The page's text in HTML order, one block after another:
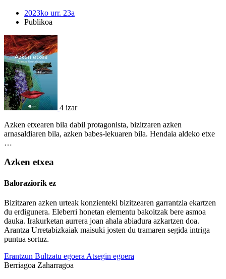
2023ko urr. 23a
Publikoa
4 izar
Azken etxearen bila dabil protagonista, bizitzaren azken
arnasaldiaren bila, azken babes-lekuaren bila. Hendaia aldeko etxe
…
Azken etxea
Baloraziorik ez
Bizitzaren azken urteak konzienteki bizitzearen garrantzia ekartzen
du erdigunera. Eleberri honetan elementu bakoitzak bere asmoa
dauka. Irakurketan aurrera joan ahala abiadura azkartzen doa.
Arantza Urretabizkaiak maisuki josten du tramaren segida intriga
puntua sortuz.
Erantzun Bultzatu egoera Atsegin egoera
Berriagoa Zaharragoa